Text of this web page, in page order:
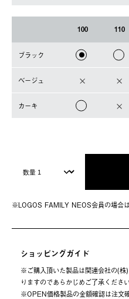
100 110
ブラック
ベージュ
カーキ
※LOGOS FAMILY NEOS会員の場合
ショッピングガイド
※ご購⼊頂いた製品は関連会社の(株
りますのであらかじめご了承ください
※OPEN価格製品の⾦額確認は注⽂